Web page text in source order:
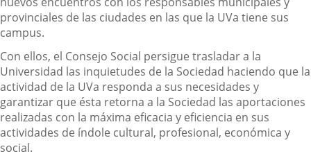
provinciales de las ciudades en las que la UVa tiene sus
campus.
Con ellos, el Consejo Social persigue trasladar a la
Universidad las inquietudes de la Sociedad haciendo que la
actividad de la UVa responda a sus necesidades y
garantizar que ésta retorna a la Sociedad las aportaciones
realizadas con la máxima eficacia y eficiencia en sus
actividades de índole cultural, profesional, económica y
social.